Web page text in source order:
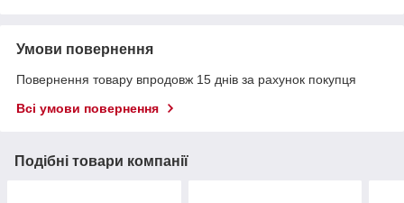
Умови повернення
Повернення товару впродовж 15 днів за рахунок покупця
Всі умови повернення
Подібні товари компанії